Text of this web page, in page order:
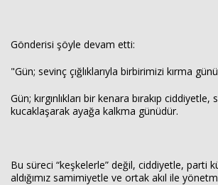
Gönderisi şöyle devam etti:
"Gün; sevinç çığlıklarıyla birbirimizi kırma
Gün; kırgınlıkları bir kenara bırakıp
kucaklaşarak ayağa kalkma günüdür.
Bu süreci “keşkelerle” değil, ciddiyetle, parti
aldığımız samimiyetle ve ortak akıl ile